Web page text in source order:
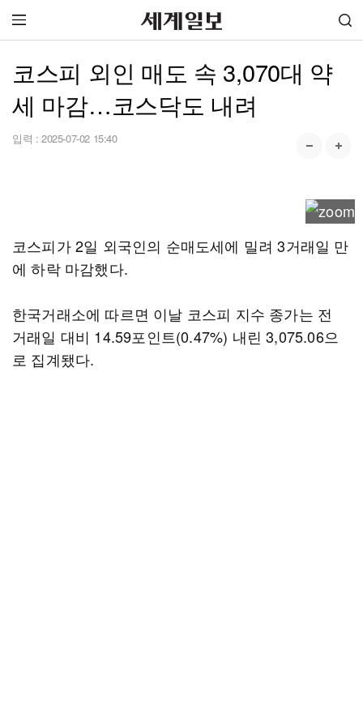
코스피 외인 매도 속 3,070대 약
세 마감…코스닥도 내려
입력 : 2025-07-02 15:40
코스피가 2일 외국인의 순매도세에 밀려 3거래일 만
에 하락 마감했다.
한국거래소에 따르면 이날 코스피 지수 종가는 전
거래일 대비 14.59포인트(0.47%) 내린 3,075.06으
로 집계됐다.